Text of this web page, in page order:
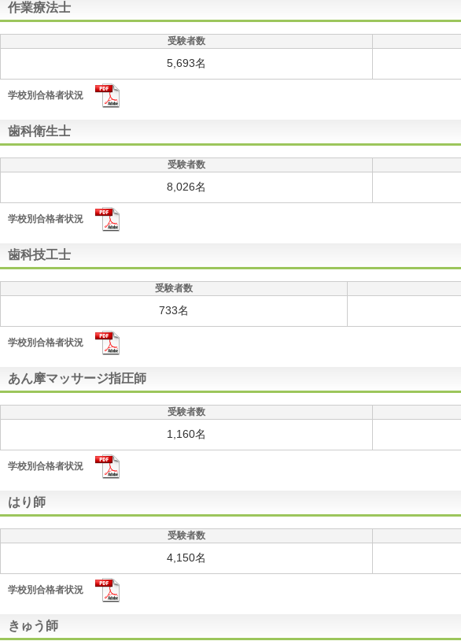
作業療法士
受験者数
5,693名
学校別合格者状況
歯科衛生士
受験者数
8,026名
学校別合格者状況
歯科技工士
受験者数
733名
学校別合格者状況
あん摩マッサージ指圧師
受験者数
1,160名
学校別合格者状況
はり師
受験者数
4,150名
学校別合格者状況
きゅう師